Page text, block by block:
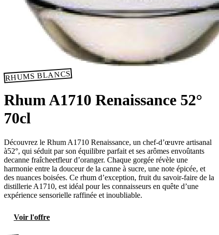
RHUMS BLANCS
Rhum A1710 Renaissance 52°
70cl
Découvrez le Rhum A1710 Renaissance, un chef-d’œuvre artisanal
à52°, qui séduit par son équilibre parfait et ses arômes envoûtants
decanne fraîcheetfleur d’oranger. Chaque gorgée révèle une
harmonie entre la douceur de la canne à sucre, une note épicée, et
des nuances boisées. Ce rhum d’exception, fruit du savoir-faire de la
distillerie A1710, est idéal pour les connaisseurs en quête d’une
expérience sensorielle raffinée et inoubliable.
Voir l'offre